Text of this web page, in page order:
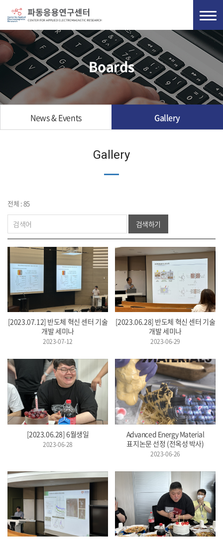
Boards
News & Events Gallery
Gallery
전체 : 85
검색하기
[2023.07.12] 반도체 혁신 센터 기술
개발 세미나
2023-07-12
[2023.06.28] 반도체 혁신 센터 기술
개발 세미나
2023-06-29
[2023.06.28] 6월생일
2023-06-28
Advanced Energy Material
표지논문 선정 (전옥성 박사)
2023-06-26